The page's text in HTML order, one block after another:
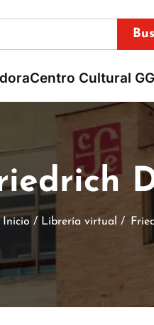
Centro Cultural
Inicio / Librería virtual /